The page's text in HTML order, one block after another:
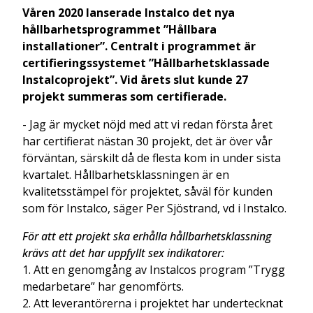
Våren 2020 lanserade Instalco det nya
hållbarhetsprogrammet ”Hållbara
installationer”. Centralt i programmet är
certifieringssystemet ”Hållbarhetsklassade
Instalcoprojekt”. Vid årets slut kunde 27
projekt summeras som certifierade.
- Jag är mycket nöjd med att vi redan första året
har certifierat nästan 30 projekt, det är över vår
förväntan, särskilt då de flesta kom in under sista
kvartalet. Hållbarhetsklassningen är en
kvalitetsstämpel för projektet, såväl för kunden
som för Instalco, säger Per Sjöstrand, vd i Instalco.
För att ett projekt ska erhålla hållbarhetsklassning
krävs att det har uppfyllt sex indikatorer:
1. Att en genomgång av Instalcos program ”Trygg
medarbetare” har genomförts.
2. Att leverantörerna i projektet har undertecknat